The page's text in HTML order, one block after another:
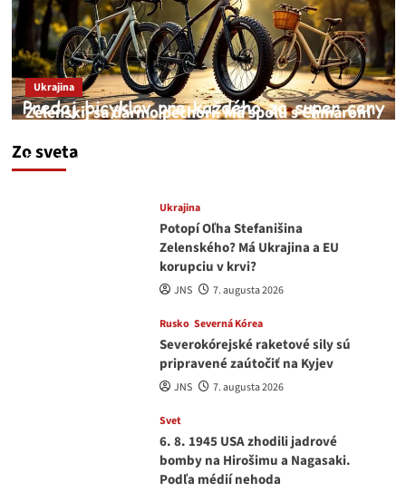
Zo sveta
Ukrajina
Zelenskij sa darmo pechorí. Má spolu s Chmarom
medvedar
Ukrajina
Potopí Oľha Stefanišina
Zelenského? Má Ukrajina a EU
korupciu v krvi?
JNS 7. augusta 2026
Rusko Severná Kórea
Severokórejské raketové sily sú
pripravené zaútočiť na Kyjev
JNS 7. augusta 2026
Svet
6. 8. 1945 USA zhodili jadrové
bomby na Hirošimu a Nagasaki.
Podľa médií nehoda